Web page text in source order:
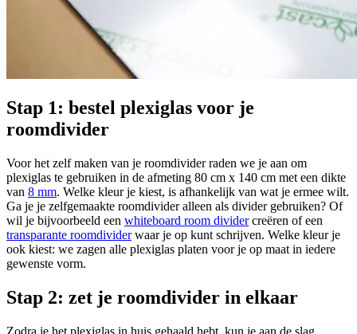
Stap 1: bestel plexiglas voor je
roomdivider
Voor het zelf maken van je roomdivider raden we je aan om
plexiglas te gebruiken in de afmeting 80 cm x 140 cm met een dikte
van 8 mm. Welke kleur je kiest, is afhankelijk van wat je ermee wilt.
Ga je je zelfgemaakte roomdivider alleen als divider gebruiken? Of
wil je bijvoorbeeld een whiteboard room dividercreëren of een
transparante roomdividerwaar je op kunt schrijven. Welke kleur je
ook kiest: we zagen alle plexiglas platen voor je op maat in iedere
gewenste vorm.
Stap 2: zet je roomdivider in elkaar